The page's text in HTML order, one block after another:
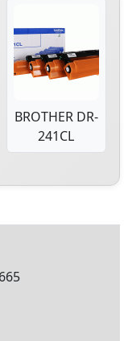
BROTHER DR-
241CL